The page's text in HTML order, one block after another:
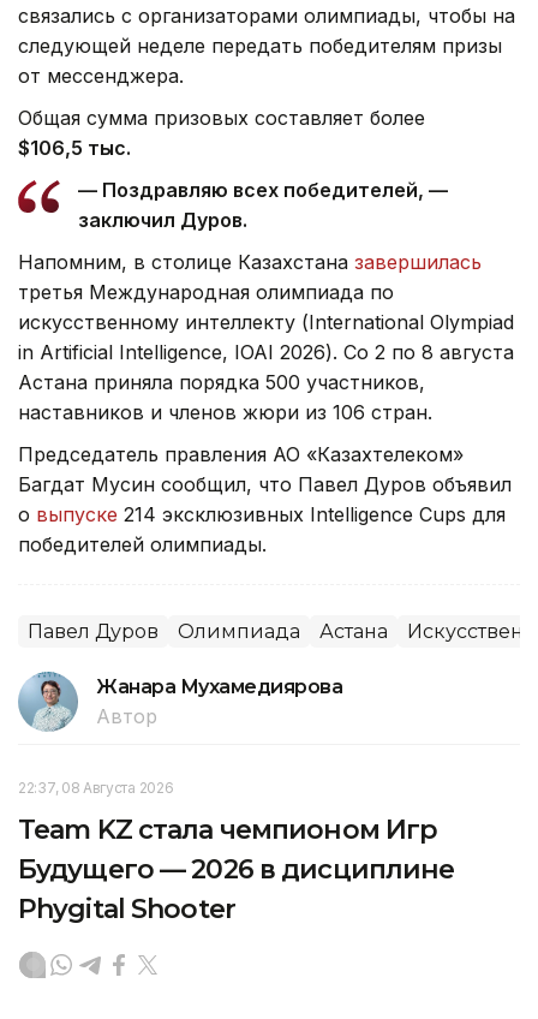
связались с организаторами олимпиады, чтобы на
следующей неделе передать победителям призы
от мессенджера.
Общая сумма призовых составляет более
$106,5 тыс.
— Поздравляю всех победителей, —
заключил Дуров.
Напомним, в столице Казахстана завершилась
третья Международная олимпиада по
искусственному интеллекту (International Olympiad
in Artificial Intelligence, IOAI 2026). Со 2 по 8 августа
Астана приняла порядка 500 участников,
наставников и членов жюри из 106 стран.
Председатель правления АО «Казахтелеком»
Багдат Мусин сообщил, что Павел Дуров объявил
о выпуске 214 эксклюзивных Intelligence Cups для
победителей олимпиады.
Павел Дуров Олимпиада Астана
Жанара Мухамедиярова
Автор
22:37, 08 Августа 2026
Team KZ стала чемпионом Игр
Будущего — 2026 в дисциплине
Phygital Shooter